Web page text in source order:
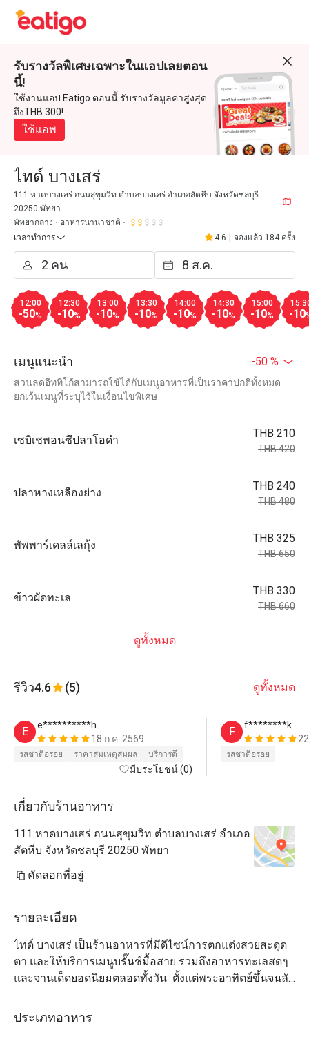
รับรางวัลพิเศษเฉพาะในแอปเลยตอน
นี้!
ใช้งานแอป Eatigo ตอนนี้ รับรางวัลมูลค่าสูงสุด
ถึงTHB 300!
ใช้แอพ
ไทด์ บางเสร่
111 หาดบางเสร่ ถนนสุขุมวิท ตำบลบางเสร่ อำเภอสัตหีบ จังหวัดชลบุรี
20250 พัทยา
พัทยากลาง
อาหารนานาชาติ
เวลาทำการ
4.6 จองแล้ว 184 ครั้ง
12:00
-50%
12:30
-10%
13:00
-10%
13:30
-10%
14:00
-10%
14:30
-10%
15:00
-10% -10
เมนูแนะนำ -50 %
ส่วนลดอีททิโก้สามารถใช้ได้กับเมนูอาหารที่เป็นราคาปกติทั้งหมด
ยกเว้นเมนูที่ระบุไว้ในเงื่อนไขพิเศษ
เซบิเชพอนซึปลาโอดำ
THB 210
THB 420
ปลาหางเหลืองย่าง
THB 240
THB 480
พัพพาร์เดลล์เลกุ้ง
THB 325
THB 650
ข้าวผัดทะเล
THB 330
THB 660
ดูทั้งหมด
รีวิว4.6 (5) ดูทั้งหมด
E
e**********h
18 ก.ค. 2569
รสชาติอร่อย ราคาสมเหตุสมผล บริการดี
มีประโยชน์ (0)
F
f********k
รสชาติอร่อย
เกี่ยวกับร้านอาหาร
111 หาดบางเสร่ ถนนสุขุมวิท ตำบลบางเสร่ อำเภอ
สัตหีบ จังหวัดชลบุรี 20250 พัทยา
คัดลอกที่อยู่
รายละเอียด
ไทด์ บางเสร่ เป็นร้านอาหารที่มีดีไซน์การตกแต่งสวยสะดุด
ตา และให้บริการเมนูบรั๊นช์มื้อสาย รวมถึงอาหารทะเลสดๆ
และจานเด็ดยอดนิยมตลอดทั้งวัน  ตั้งแต่พระอาทิตย์ขึ้นจนลับ
ขอบฟ้า ลูกค้าจะได้ดื่มด่ำกับบรรยากาศอันน่ารื่นรมย์ ที่ผสม
ผสานกลิ่นอายของชายหาดเข้ากับความโมเดิร์น ผ่านการ
ประเภทอาหาร